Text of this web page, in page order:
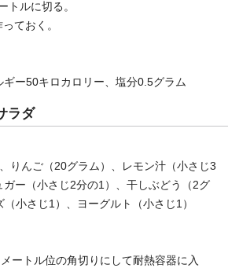
トルに切る。
ておく。
ー50キロカロリー、塩分0.5グラム
ラダ
りんご（20グラム）、レモン汁（小さじ3
ー（小さじ2分の1）、干しぶどう（2グ
小さじ1）、ヨーグルト（小さじ1）
ートル位の角切りにして耐熱容器に入